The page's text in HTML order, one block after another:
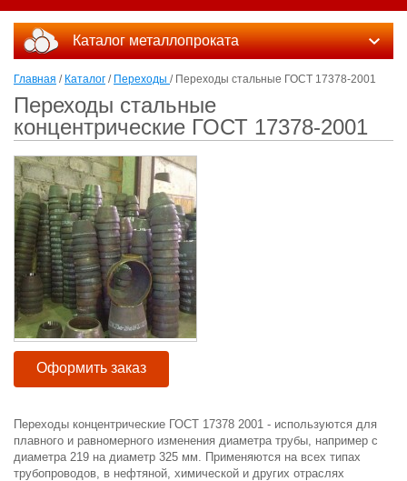
Каталог металлопроката
Главная / Каталог / Переходы / Переходы стальные ГОСТ 17378-2001
Переходы стальные
концентрические ГОСТ 17378-2001
Оформить заказ
Переходы концентрические ГОСТ 17378 2001 - используются для
плавного и равномерного изменения диаметра трубы, например с
диаметра 219 на диаметр 325 мм. Применяются на всех типах
трубопроводов, в нефтяной, химической и других отраслях